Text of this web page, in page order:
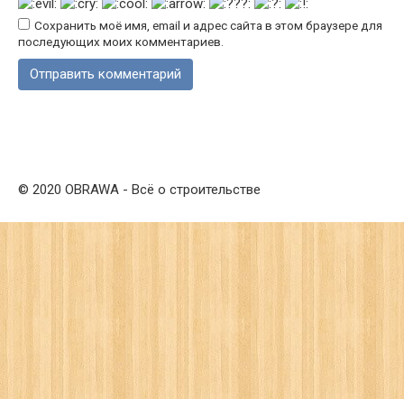
Сохранить моё имя, email и адрес сайта в этом браузере для
последующих моих комментариев.
© 2020 OBRAWA - Всё о строительстве